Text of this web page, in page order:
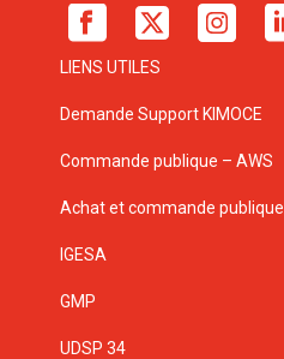
LIENS UTILES
Demande Support KIMOCE
Commande publique – AWS
Achat et commande publique
IGESA
GMP
UDSP 34